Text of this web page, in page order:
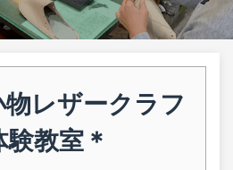
物レザークラフ
験教室＊